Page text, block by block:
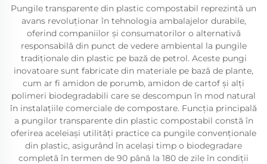
Pungile transparente din plastic compostabil reprezintă un
avans revoluționar în tehnologia ambalajelor durabile,
oferind companiilor și consumatorilor o alternativă
responsabilă din punct de vedere ambiental la pungile
tradiționale din plastic pe bază de petrol. Aceste pungi
inovatoare sunt fabricate din materiale pe bază de plante,
cum ar fi amidon de porumb, amidon de cartof și alți
polimeri biodegradabili care se descompun în mod natural
în instalațiile comerciale de compostare. Funcția principală
a pungilor transparente din plastic compostabil constă în
oferirea aceleiași utilități practice ca pungile convenționale
din plastic, asigurând în același timp o biodegradare
completă în termen de 90 până la 180 de zile în condiții